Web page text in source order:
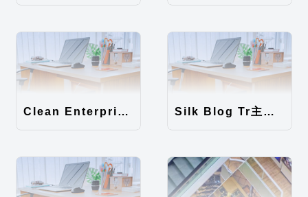
Clean Enterprise主题汉化包 Silk Blog Tr主题汉化包